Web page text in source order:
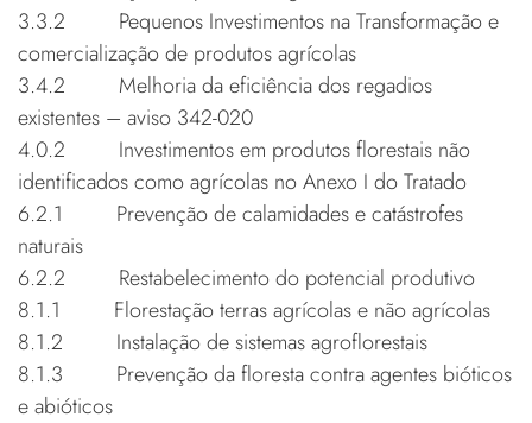
3.3.2 Pequenos Investimentos na Transformação e
comercialização de produtos agrícolas
3.4.2 Melhoria da eficiência dos regadios
existentes – aviso 342-020
4.0.2 Investimentos em produtos florestais não
identificados como agrícolas no Anexo I do Tratado
6.2.1 Prevenção de calamidades e catástrofes
naturais
6.2.2 Restabelecimento do potencial produtivo
8.1.1 Florestação terras agrícolas e não agrícolas
8.1.2 Instalação de sistemas agroflorestais
8.1.3 Prevenção da floresta contra agentes bióticos
e abióticos